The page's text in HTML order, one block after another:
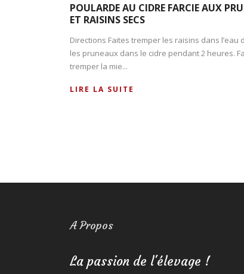
POULARDE AU CIDRE FARCIE AUX
ET RAISINS SECS
Directions Faites tremper les raisins dans l’eau
les pruneaux dans le cidre pendant 2 heures.
tremper la mie...
LIRE LA SUITE
A Propos
La passion de l'élevage !